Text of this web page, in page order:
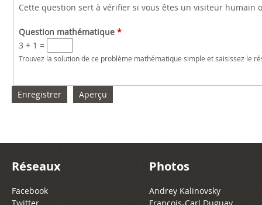
Cette question sert à vérifier si vous êtes un visiteur
Question mathématique *
3 + 1 =
Trouvez la solution de ce problème mathématique simple et saisissez le
Réseaux
Facebook
Photos
Andrey Kalinovsky